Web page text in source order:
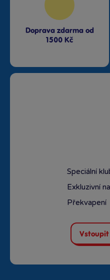
Doprava zdarma od
1500 Kč
Speciální
Exkluzivní
Překvapení
Vstoupit